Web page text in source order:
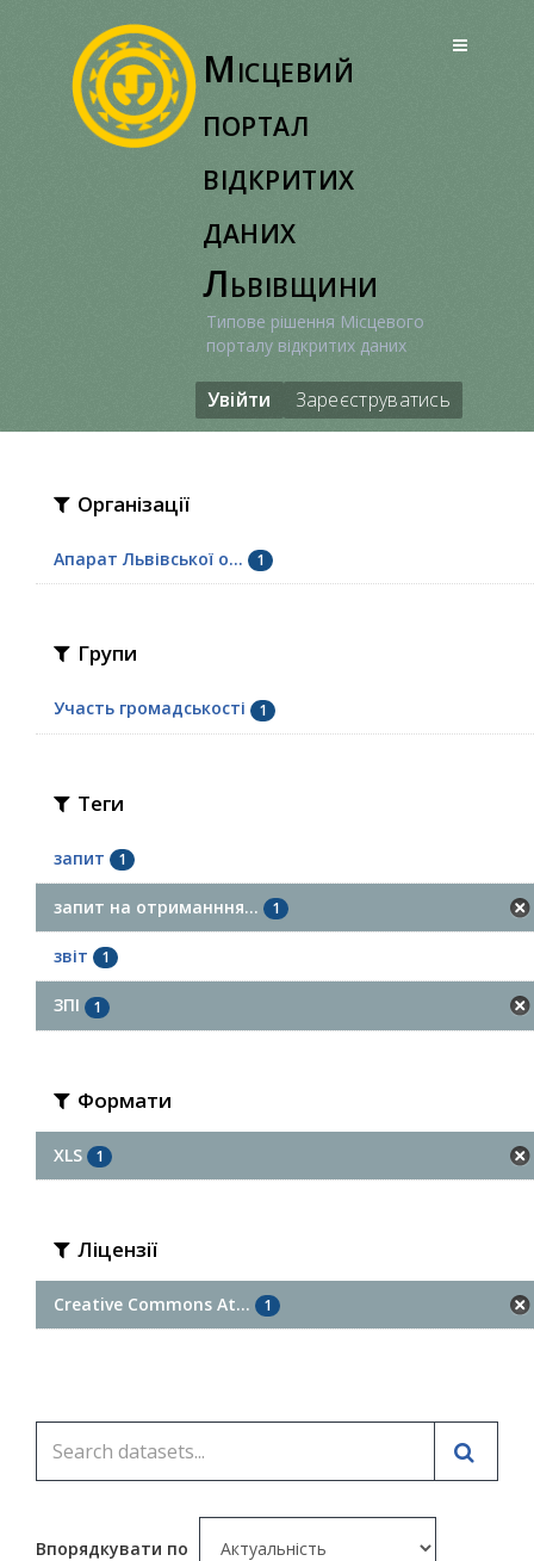
Місцевий
портал
відкритих
даних
Львівщини
Типове рішення Місцевого
порталу відкритих даних
Увійти Зареєструватись
Організації
Апарат Львівської о... 1
Групи
Участь громадськості 1
Теги
запит 1
запит на отриманння... 1
звіт 1
ЗПІ 1
Формати
XLS 1
Ліцензії
Creative Commons At... 1
Впорядкувати по